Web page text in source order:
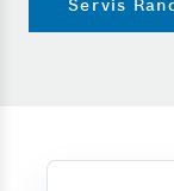
Servis